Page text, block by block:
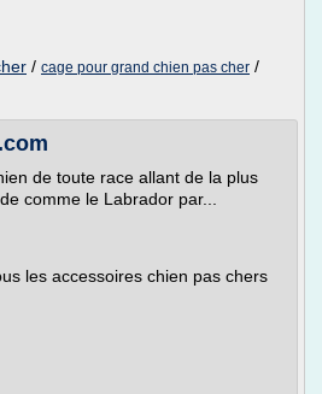
/ cage pour grand chien pas cher /
de toute race allant de la plus
comme le Labrador par...
les accessoires chien pas chers